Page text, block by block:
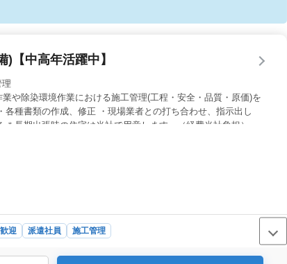
【中高年活躍中】
理
や除染環境作業における施工管理(工程・安全・品質・原価)を
各種書類の作成、修正 ・現場業者との打ち合わせ、指示出し
＊長期出張時の住宅は当社で用意します。（経費当社負担） 50
ニアの方大歓迎です。 豊かな経験や技術を活かして働きましょ
起き上がるにご応募下さい
迎 派遣社員 施工管理